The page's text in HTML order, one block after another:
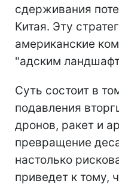
сдерживания
Китая. Эту
американские
"адским
Суть состоит в
подавления
дронов, ракет и
превращение
настолько
приведет к тому,